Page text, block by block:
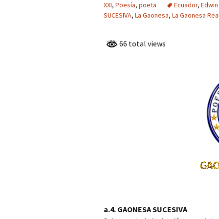
PARNASO
MARTÍNEZ,
LA
PARNASO
LUIS ENRIQUE
DE LA
23 PARNASO
VICTORIA
CONDE,
MARGARITA
SOTO – CHILE,
XXI, Poesía, poeta Ecuador,
SUCESIVA, La Gaonesa, La Gaonesa
66 total views
a.4. GAONESA SUCESIVA